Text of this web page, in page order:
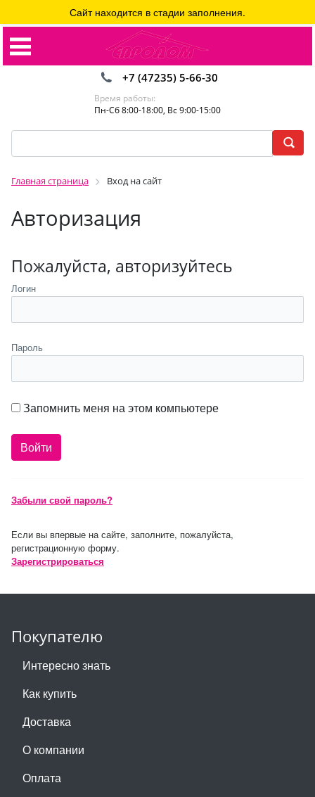
+7 (47235) 5-66-30
Время работы:
Пн-Сб 8:00-18:00, Вс 9:00-15:00
Главная страница Вход на сайт
Авторизация
Сайт находится в стадии заполнения.
Пожалуйста, авторизуйтесь
Логин
Пароль
Запомнить меня на этом компьютере
Забыли свой пароль?
Если вы впервые на сайте, заполните, пожалуйста,
регистрационную форму.
Зарегистрироваться
Покупателю
Интересно знать
Как купить
Доставка
О компании
Оплата